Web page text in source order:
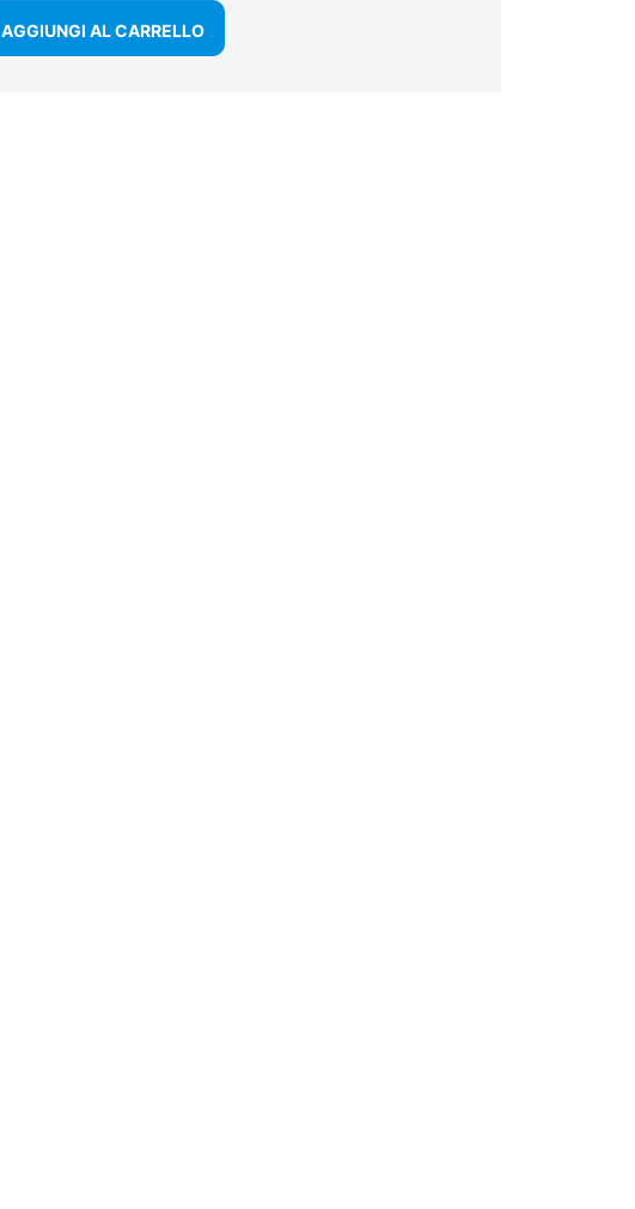
AGGIUNGI AL CARRELLO